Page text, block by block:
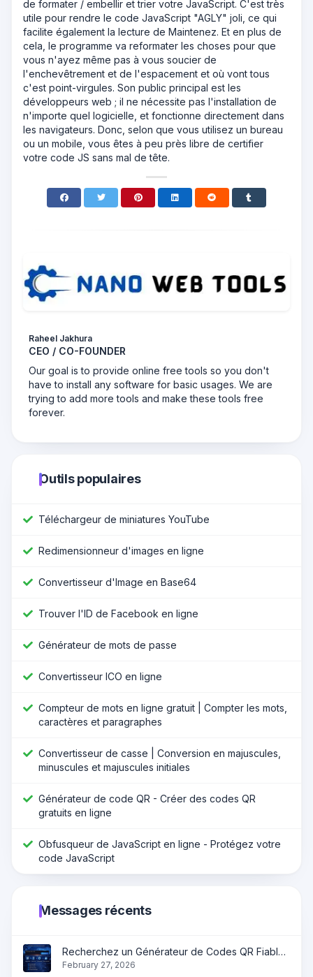
de formater / embellir et trier votre JavaScript. C'est très
utile pour rendre le code JavaScript "AGLY" joli, ce qui
facilite également la lecture de Maintenez. Et en plus de
cela, le programme va reformater les choses pour que
vous n'ayez même pas à vous soucier de
l'enchevêtrement et de l'espacement et où vont tous
c'est point-virgules. Son public principal est les
développeurs web ; il ne nécessite pas l'installation de
n'importe quel logicielle, et fonctionne directement dans
les navigateurs. Donc, selon que vous utilisez un bureau
ou un mobile, vous êtes à peu près libre de certifier
votre code JS sans mal de tête.
Raheel Jakhura
CEO / CO-FOUNDER
Our goal is to provide online free tools so you don't
have to install any software for basic usages. We are
trying to add more tools and make these tools free
forever.
Outils populaires
Téléchargeur de miniatures YouTube
Redimensionneur d'images en ligne
Convertisseur d'Image en Base64
Trouver l'ID de Facebook en ligne
Générateur de mots de passe
Convertisseur ICO en ligne
Compteur de mots en ligne gratuit | Compter les mots,
caractères et paragraphes
Convertisseur de casse | Conversion en majuscules,
minuscules et majuscules initiales
Générateur de code QR - Créer des codes QR
gratuits en ligne
Obfusqueur de JavaScript en ligne - Protégez votre
code JavaScript
Messages récents
Recherchez un Générateur de Codes QR Fiables ?
February 27, 2026